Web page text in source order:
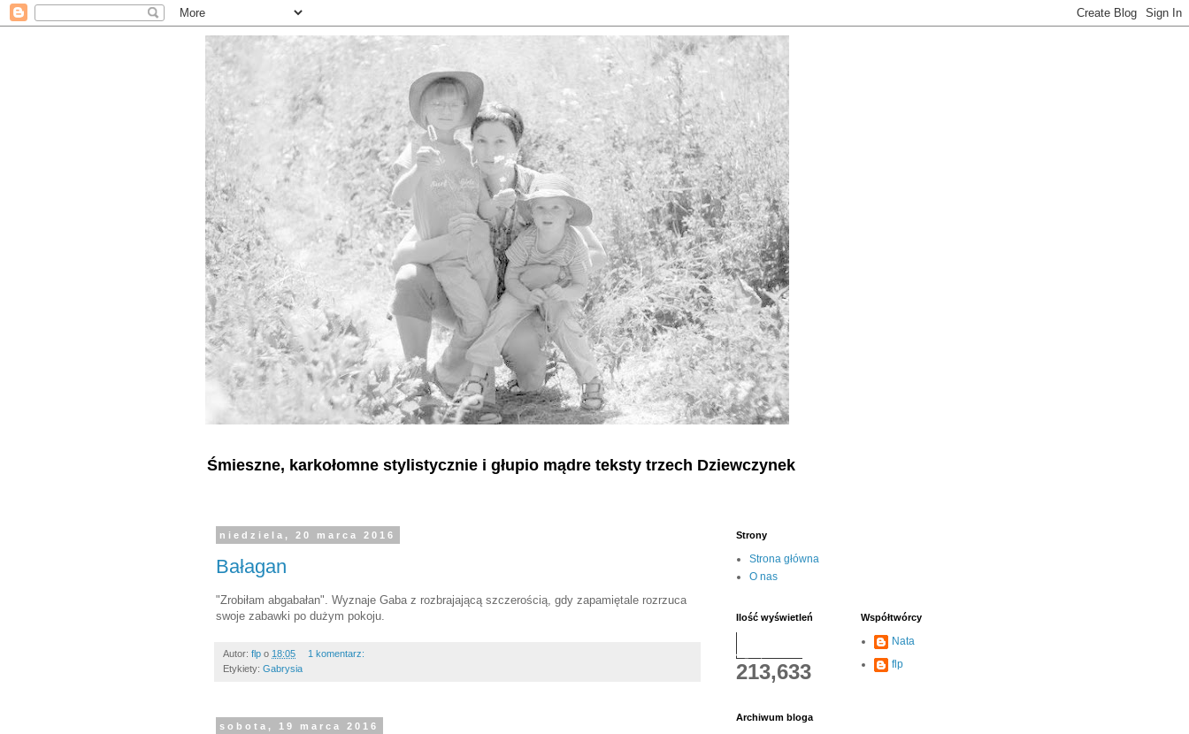
Śmieszne, karkołomne stylistycznie i głupio mądre teksty trzech Dziewczynek
niedziela, 20 marca 2016
Bałagan
"Zrobiłam abgabałan". Wyznaje Gaba z rozbrajającą szczerością, gdy zapamiętale rozrzuca
swoje zabawki po dużym pokoju.
Autor: flp o 18:05
1 komentarz:
Etykiety: Gabrysia
sobota, 19 marca 2016
Strony
Strona główna
O nas
Ilość wyświetleń
213,633
Współtwórcy
Nata
flp
Archiwum bloga